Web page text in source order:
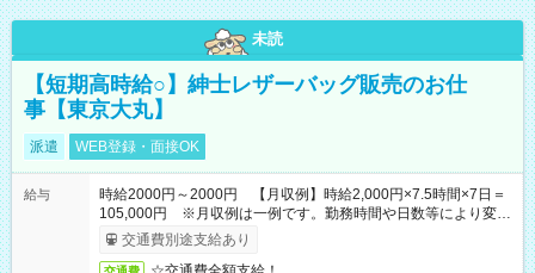
未読
【短期高時給○】紳士レザーバッグ販売のお仕
事【東京大丸】
派遣 WEB登録・面接OK
給与
時給2000円～2000円 【月収例】時給2,000円×7.5時間×7日＝
105,000円 ※月収例は一例です。勤務時間や日数等により変動
いたします。
交通費別途支給あり